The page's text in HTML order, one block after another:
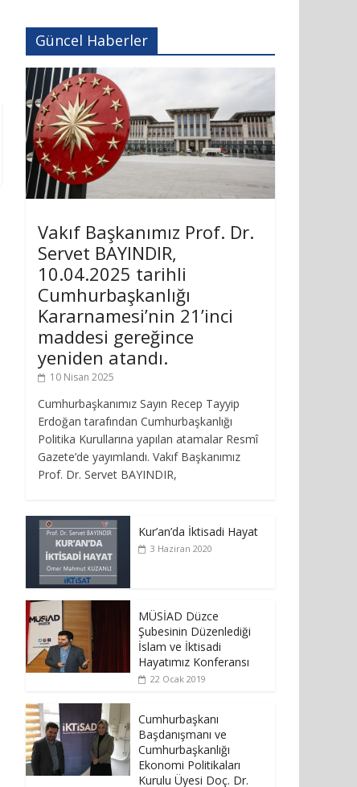
Güncel Haberler
Vakıf Başkanımız Prof. Dr.
Servet BAYINDIR,
10.04.2025 tarihli
Cumhurbaşkanlığı
Kararnamesi’nin 21’inci
maddesi gereğince
yeniden atandı.
10 Nisan 2025
Cumhurbaşkanımız Sayın Recep Tayyip
Erdoğan tarafından Cumhurbaşkanlığı
Politika Kurullarına yapılan atamalar Resmî
Gazete’de yayımlandı. Vakıf Başkanımız
Prof. Dr. Servet BAYINDIR,
Kur’an’da İktisadi Hayat
3 Haziran 2020
MÜSİAD Düzce
Şubesinin Düzenlediği
İslam ve İktisadi
Hayatımız Konferansı
22 Ocak 2019
Cumhurbaşkanı
Başdanışmanı ve
Cumhurbaşkanlığı
Ekonomi Politikaları
Kurulu Üyesi Doç. Dr.